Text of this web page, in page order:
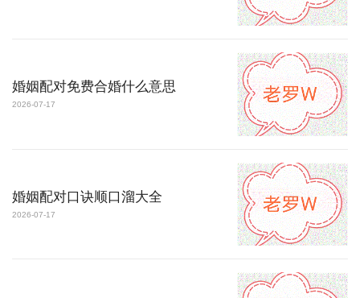
婚姻配对免费合婚什么意思
2026-07-17
婚姻配对口诀顺口溜大全
2026-07-17